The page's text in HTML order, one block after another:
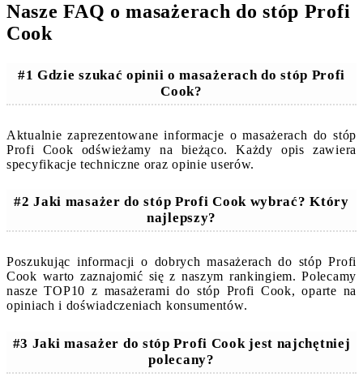
Nasze FAQ o masażerach do stóp Profi
Cook
#1 Gdzie szukać opinii o masażerach do stóp Profi
Cook?
Aktualnie zaprezentowane informacje o masażerach do stóp
Profi Cook odświeżamy na bieżąco. Każdy opis zawiera
specyfikacje techniczne oraz opinie userów.
#2 Jaki masażer do stóp Profi Cook wybrać? Który
najlepszy?
Poszukując informacji o dobrych masażerach do stóp Profi
Cook warto zaznajomić się z naszym rankingiem. Polecamy
nasze TOP10 z masażerami do stóp Profi Cook, oparte na
opiniach i doświadczeniach konsumentów.
#3 Jaki masażer do stóp Profi Cook jest najchętniej
polecany?